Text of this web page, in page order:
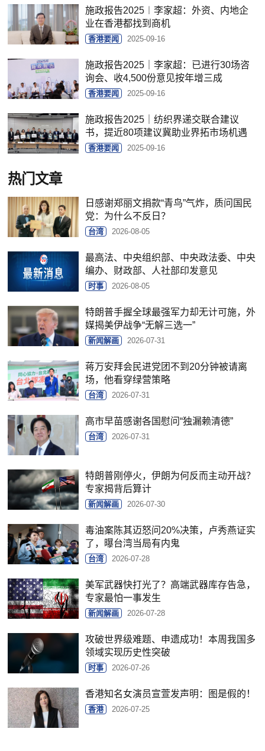
施政报告2025︱李家超：外资、内地企
业在香港都找到商机
香港要闻 2025-09-16
施政报告2025｜李家超：已进行30场咨
询会、收4,500份意见按年增三成
香港要闻 2025-09-16
施政报告2025｜纺织界递交联合建议
书，提近80项建议冀助业界拓市场机遇
香港要闻 2025-09-16
热门文章
日感谢郑丽文捐款“青鸟”气炸，质问国民
党：为什么不反日？
台湾 2026-08-05
最高法、中央组织部、中央政法委、中央
编办、财政部、人社部印发意见
时事 2026-08-05
特朗普手握全球最强军力却无计可施，外
媒揭美伊战争“无解三选一”
新闻解画 2026-07-31
蒋万安拜会民进党团不到20分钟被请离
场，他看穿绿营策略
台湾 2026-07-31
高市早苗感谢各国慰问“独漏赖清德”
台湾 2026-07-31
特朗普刚停火，伊朗为何反而主动开战？
专家揭背后算计
新闻解画 2026-07-30
毒油案陈其迈怒问20%决策，卢秀燕证实
了，曝台湾当局有内鬼
台湾 2026-07-28
美军武器快打光了？高端武器库存告急，
专家最怕一事发生
新闻解画 2026-07-28
攻破世界级难题、申遗成功！本周我国多
领域实现历史性突破
时事 2026-07-26
香港知名女演员宣萱发声明：图是假的！
香港 2026-07-25